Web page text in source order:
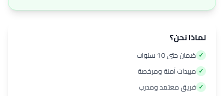
لماذا نحن؟
✓ ضمان حتى 10 سنوات
✓ مبيدات آمنة ومرخصة
✓ فريق معتمد ومدرب